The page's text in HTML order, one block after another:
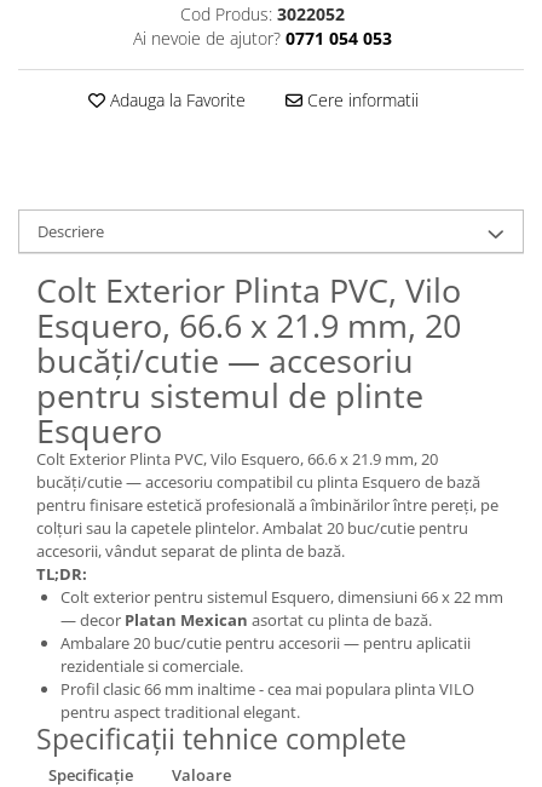
Cod Produs: 3022052
Ai nevoie de ajutor? 0771 054 053
Adauga la Favorite Cere informatii
Descriere
Colt Exterior Plinta PVC, Vilo
Esquero, 66.6 x 21.9 mm, 20
bucăți/cutie — accesoriu
pentru sistemul de plinte
Esquero
Colt Exterior Plinta PVC, Vilo Esquero, 66.6 x 21.9 mm, 20
bucăți/cutie — accesoriu compatibil cu plinta Esquero de bază
pentru finisare estetică profesională a îmbinărilor între pereți, pe
colțuri sau la capetele plintelor. Ambalat 20 buc/cutie pentru
accesorii, vândut separat de plinta de bază.
TL;DR:
Colt exterior pentru sistemul Esquero, dimensiuni 66 x 22 mm
— decor Platan Mexican asortat cu plinta de bază.
Ambalare 20 buc/cutie pentru accesorii — pentru aplicatii
rezidentiale si comerciale.
Profil clasic 66 mm inaltime - cea mai populara plinta VILO
pentru aspect traditional elegant.
Specificații tehnice complete
Specificație
Valoare